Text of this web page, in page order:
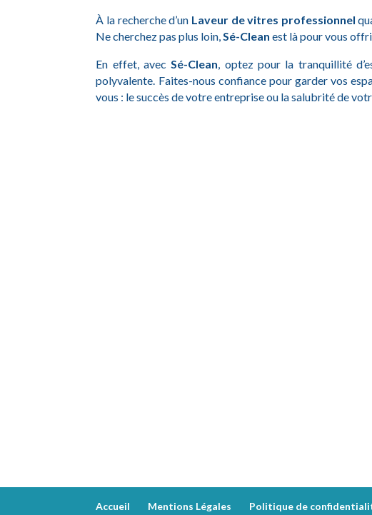
À la recherche d’un Laveur de vitres professionnel
Ne cherchez pas plus loin, Sé-Clean est là pour vous
En effet, avec Sé-Clean , optez pour la tranquillité
polyvalente. Faites-nous confiance pour garder vos
vous : le succès de votre entreprise ou la salubrité de
Accueil Mentions Légales Politique de